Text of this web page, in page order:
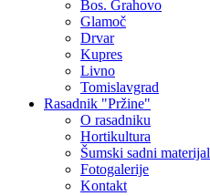
Bos. Grahovo
Glamoč
Drvar
Kupres
Livno
Tomislavgrad
Rasadnik "Pržine"
O rasadniku
Hortikultura
Šumski sadni materijal
Fotogalerije
Kontakt